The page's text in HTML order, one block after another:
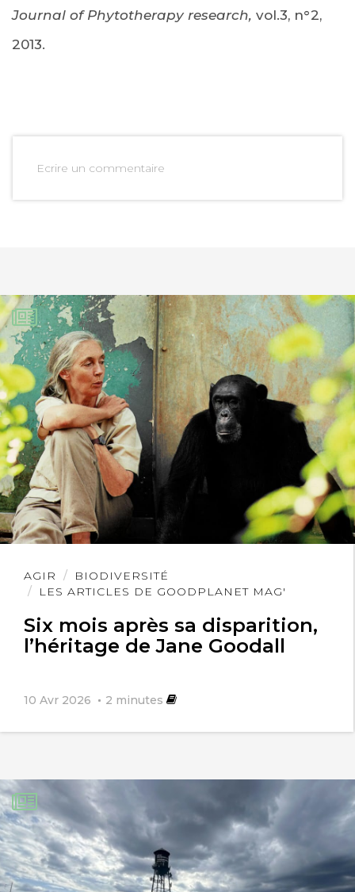
Journal of Phytotherapy research, vol.3, n°2,
2013.
Ecrire un commentaire
AGIR
BIODIVERSITÉ
LES ARTICLES DE GOODPLANET MAG'
Six mois après sa disparition,
l’héritage de Jane Goodall
10 Avr 2026 2 minutes
Lire
l'article